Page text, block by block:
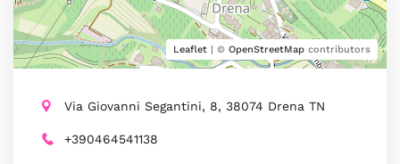
Leaflet | © OpenStreetMap contributors
Via Giovanni Segantini, 8, 38074 Drena TN
+390464541138